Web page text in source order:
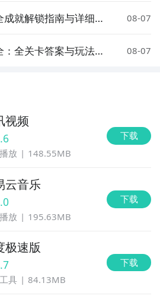
成就解锁指南与详细获
08-07
全关卡答案与玩法详
08-07
视频
放 148.55MB
下载
云音乐
放 195.63MB
下载
极速版
具 84.13MB
下载